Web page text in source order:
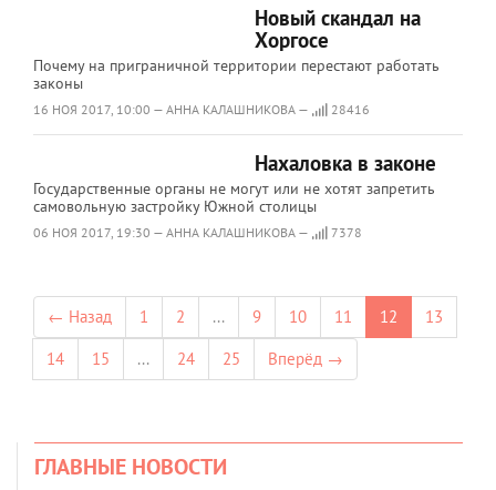
Новый скандал на
Хоргосе
Почему на приграничной территории перестают работать
законы
16 НОЯ 2017, 10:00 — АННА КАЛАШНИКОВА — 28416
Нахаловка в законе
Государственные органы не могут или не хотят запретить
самовольную застройку Южной столицы
06 НОЯ 2017, 19:30 — АННА КАЛАШНИКОВА — 7378
← Назад 1 2 ... 9 10 11 12
13
14
15 ... 24 25 Вперёд →
ГЛАВНЫЕ НОВОСТИ